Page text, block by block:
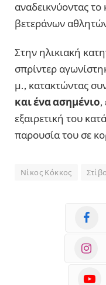
αναδεικνύοντας
βετεράνων
Στην ηλικιακή
σπρίντερ
μ., κατακτώντας
και ένα ασημένιο,
εξαιρετική του
παρουσία του σε
Νίκος Κόκκος